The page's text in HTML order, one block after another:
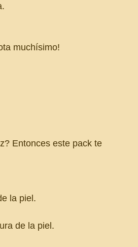
muchísimo!
Entonces este pack te
la piel.
de la piel.